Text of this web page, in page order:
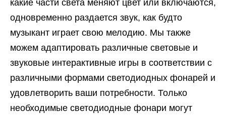
какие части света меняют цвет или включаются,
одновременно раздается звук, как будто
музыкант играет свою мелодию. Мы также
можем адаптировать различные световые и
звуковые интерактивные игры в соответствии с
различными формами светодиодных фонарей и
удовлетворить ваши потребности. Только
необходимые светодиодные фонари могут